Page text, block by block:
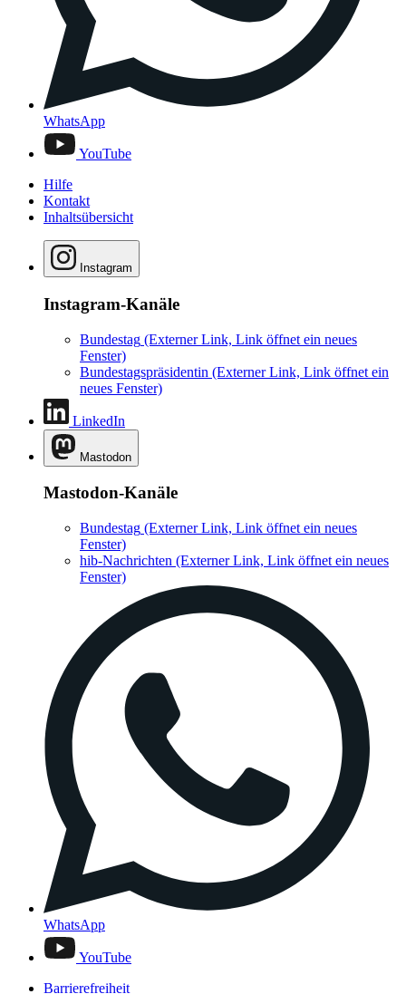
WhatsApp
YouTube
Hilfe
Kontakt
Inhaltsübersicht
Instagram
Instagram-Kanäle
Bundestag (Externer Link, Link öffnet ein neues
Fenster)
Bundestagspräsidentin (Externer Link, Link öffnet ein
neues Fenster)
LinkedIn
Mastodon
Mastodon-Kanäle
Bundestag (Externer Link, Link öffnet ein neues
Fenster)
hib-Nachrichten (Externer Link, Link öffnet ein neues
Fenster)
WhatsApp
YouTube
Barrierefreiheit